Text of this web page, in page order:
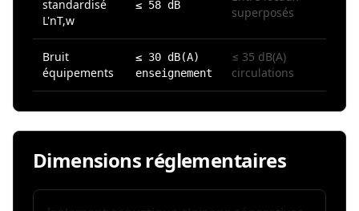
standardisé
L'nT,w
≤ 58 dB
superposés
Bruit
équipements
≤ 30 dB(A)
enseignement
≤ 35 dB(A)
circulations
Dimensions réglementaires